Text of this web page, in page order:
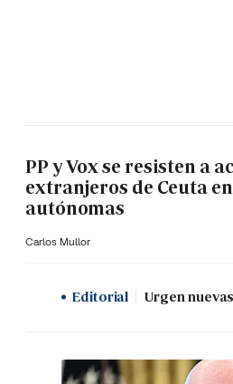
PP y Vox se resisten a
extranjeros de Ceuta
autónomas
Carlos Mullor
Editorial Urgen